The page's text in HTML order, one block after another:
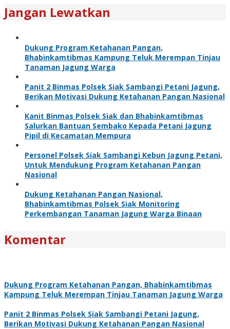
Jangan Lewatkan
Dukung Program Ketahanan Pangan,
Bhabinkamtibmas Kampung Teluk Merempan Tinjau
Tanaman Jagung Warga
Panit 2 Binmas Polsek Siak Sambangi Petani Jagung,
Berikan Motivasi Dukung Ketahanan Pangan Nasional
Kanit Binmas Polsek Siak dan Bhabinkamtibmas
Salurkan Bantuan Sembako Kepada Petani Jagung
Pipil di Kecamatan Mempura
Personel Polsek Siak Sambangi Kebun Jagung Petani,
Untuk Mendukung Program Ketahanan Pangan
Nasional
Dukung Ketahanan Pangan Nasional,
Bhabinkamtibmas Polsek Siak Monitoring
Perkembangan Tanaman Jagung Warga Binaan
Komentar
Dukung Program Ketahanan Pangan, Bhabinkamtibmas
Kampung Teluk Merempan Tinjau Tanaman Jagung Warga
Panit 2 Binmas Polsek Siak Sambangi Petani Jagung,
Berikan Motivasi Dukung Ketahanan Pangan Nasional